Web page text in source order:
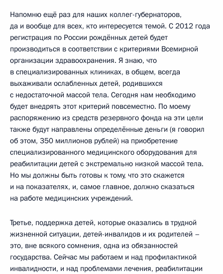
Напомню ещё раз для наших коллег-губернаторов,
да и вообще для всех, кто интересуется темой. С 2012 года
регистрация по России рождённых детей будет
производиться в соответствии с критериями Всемирной
организации здравоохранения. Я знаю, что
в специализированных клиниках, в общем, всегда
выхаживали ослабленных детей, родившихся
с недостаточной массой тела. Сегодня нам необходимо
будет внедрять этот критерий повсеместно. По моему
распоряжению из средств резервного фонда на эти цели
также будут направлены определённые деньги (я говорил
об этом, 350 миллионов рублей) на приобретение
специализированного медицинского оборудования для
реабилитации детей с экстремально низкой массой тела.
Но мы должны быть готовы к тому, что это скажется
и на показателях, и, самое главное, должно сказаться
на работе медицинских учреждений.
Третье, поддержка детей, которые оказались в трудной
жизненной ситуации, детей-инвалидов и их родителей –
это, вне всякого сомнения, одна из обязанностей
государства. Сейчас мы работаем и над профилактикой
инвалидности, и над проблемами лечения, реабилитации